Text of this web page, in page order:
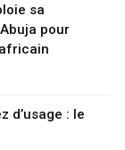
sa
pour
d’usage : le